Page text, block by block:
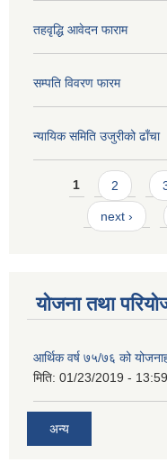
तहवृद्धि आवेदन फाराम
सम्पति विवरण फारम
न्यायिक समिति उजुरीको ढाँचा
Pages
1 2
next ›
योजना तथा
आर्थिक वर्ष ७५/७६ को
मिति: 01/23/2019 - 13:59
अन्य